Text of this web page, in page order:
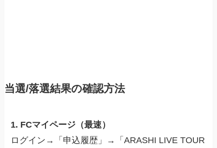
当選/落選結果の確認方法
1. FCマイページ（最速）
ログイン→「申込履歴」→「ARASHI LIVE TOUR